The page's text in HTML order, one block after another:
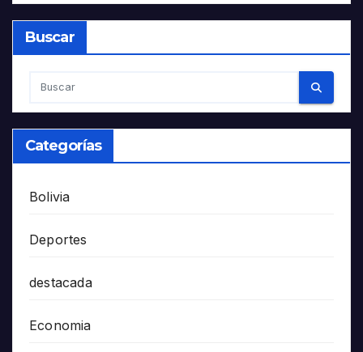
Buscar
Categorías
Bolivia
Deportes
destacada
Economia